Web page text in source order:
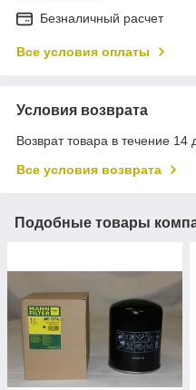
Безналичный расчет
Все условия оплаты
Условия возврата
Возврат товара в течение 14
Все условия возврата
Подобные товары